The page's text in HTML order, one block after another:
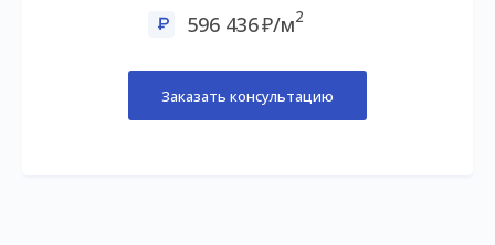
596 436 /м2
Заказать консультацию